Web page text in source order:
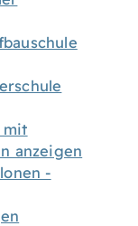
mit
anzeigen
-